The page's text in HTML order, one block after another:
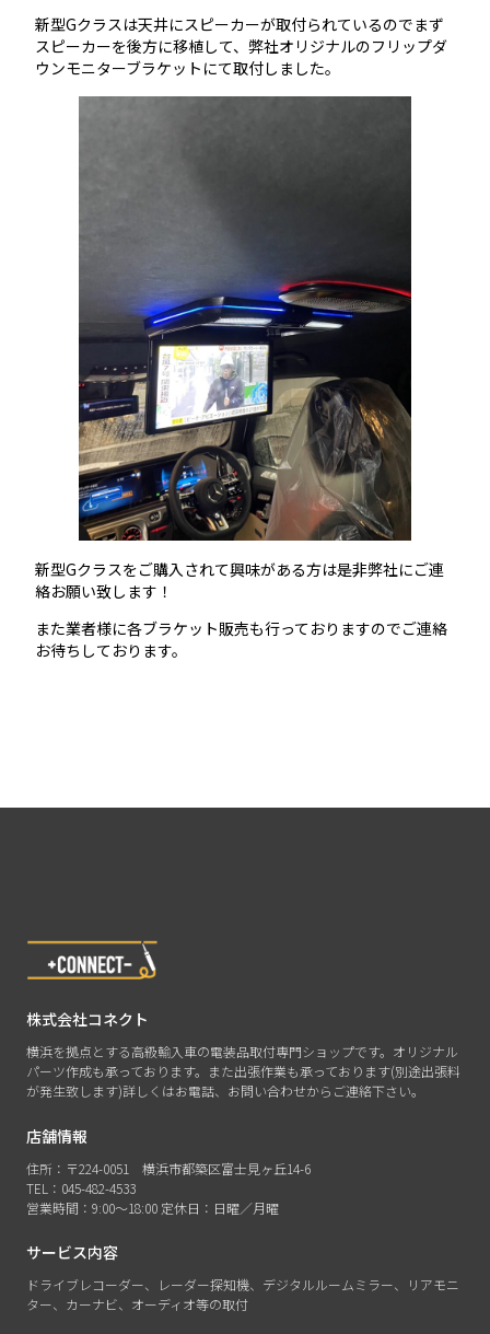
新型Gクラスは天井にスピーカーが取付られているのでまず
スピーカーを後方に移植して、弊社オリジナルのフリップダ
ウンモニターブラケットにて取付しました。
新型Gクラスをご購入されて興味がある方は是非弊社にご連
絡お願い致します！
また業者様に各ブラケット販売も行っておりますのでご連絡
お待ちしております。
株式会社コネクト
横浜を拠点とする高級輸入車の電装品取付専門ショップです。オリジナル
パーツ作成も承っております。また出張作業も承っております(別途出張料
が発生致します)詳しくはお電話、お問い合わせからご連絡下さい。
店舗情報
住所：〒224-0051 横浜市都築区富士見ヶ丘14-6
TEL：045-482-4533
営業時間：9:00〜18:00 定休日：日曜／月曜
サービス内容
ドライブレコーダー、レーダー探知機、デジタルルームミラー、リアモニ
ター、カーナビ、オーディオ等の取付